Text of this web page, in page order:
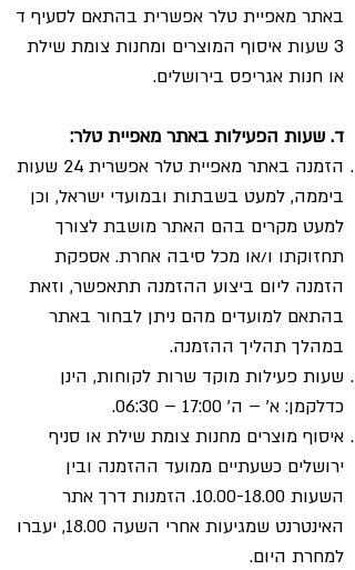
באתר מאפיית טלר אפשרית בהתאם לסעיף ד
3 שעות איסוף המוצרים ומחנות צומת שילת
או חנות אגריפס בירושלים.
ד. שעות הפעילות באתר מאפיית טלר:
הזמנה באתר מאפיית טלר אפשרית 24 שעות
ביממה, למעט בשבתות ובמועדי ישראל, וכן
למעט מקרים בהם האתר מושבת לצורך
תחזוקתו ו/או מכל סיבה אחרת. אספקת
הזמנה ליום ביצוע ההזמנה תתאפשר, וזאת
בהתאם למועדים מהם ניתן לבחור באתר
במהלך תהליך ההזמנה.
שעות פעילות מוקד שרות לקוחות, הינן
כדלקמן: א' – ה' 17:00 – 06:30.
איסוף מוצרים מחנות צומת שילת או סניף
ירושלים כשעתיים ממועד ההזמנה ובין
השעות 10.00-18.00. הזמנות דרך אתר
האינטרנט שמגיעות אחרי השעה 18.00, יעברו
למחרת היום.